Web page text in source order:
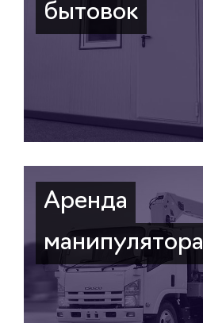
бытовок
Аренда
манипулятора